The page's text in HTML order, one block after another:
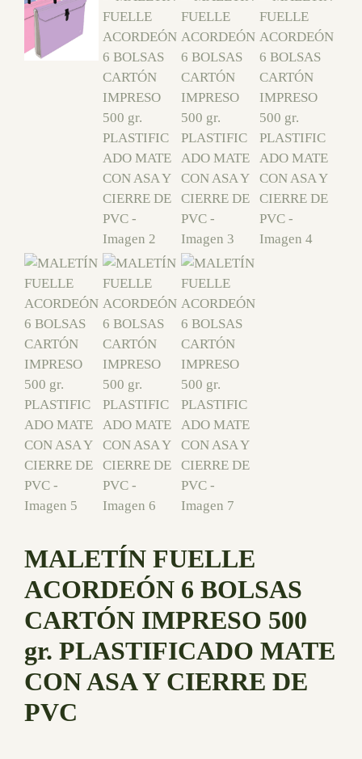
MALETÍN FUELLE
ACORDEÓN 6 BOLSAS
CARTÓN IMPRESO 500
gr. PLASTIFICADO MATE
CON ASA Y CIERRE DE
PVC